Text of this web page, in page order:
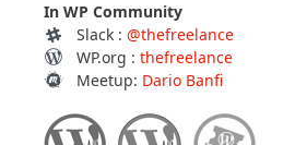
In WP Community
Slack : @thefreelance
WP.org : thefreelance
Meetup: Dario Banfi